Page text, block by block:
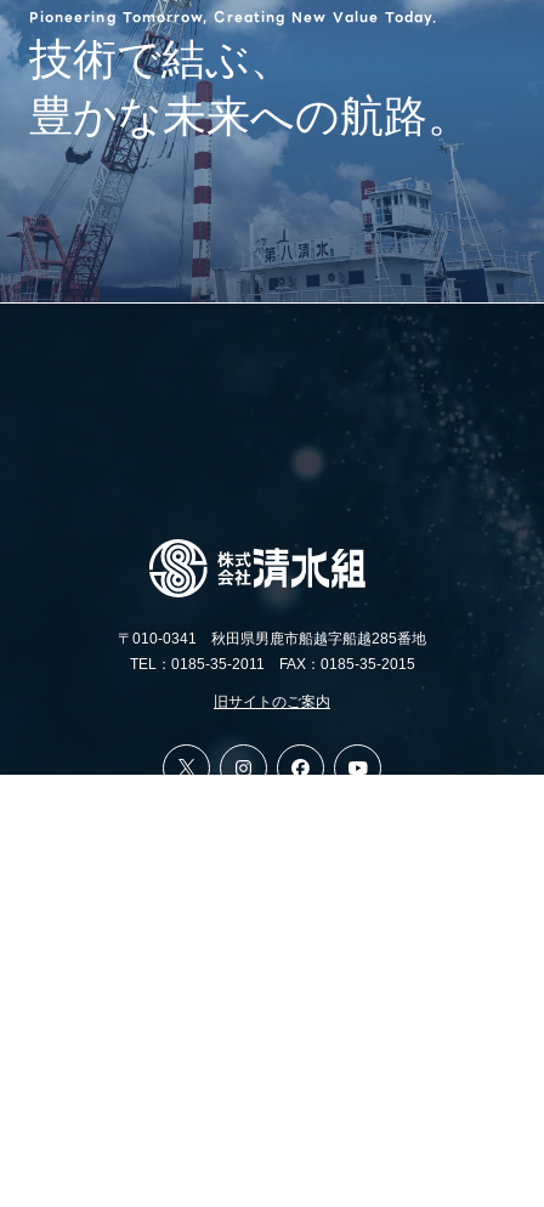
Pioneering Tomorrow, Creating New Value Today.
技術で結ぶ、
豊かな未来への航路。
〒010-0341 秋田県男鹿市船越字船越285番地
TEL：0185-35-2011 FAX：0185-35-2015
旧サイトのご案内